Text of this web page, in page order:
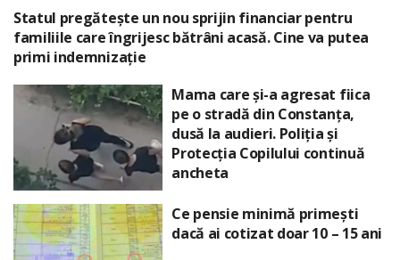
Statul pregătește un nou sprijin financiar pentru
familiile care îngrijesc bătrâni acasă. Cine va putea
primi indemnizație
Mama care și-a agresat fiica
pe o stradă din Constanța,
dusă la audieri. Poliția și
Protecția Copilului continuă
ancheta
Ce pensie minimă primești
dacă ai cotizat doar 10 – 15 ani